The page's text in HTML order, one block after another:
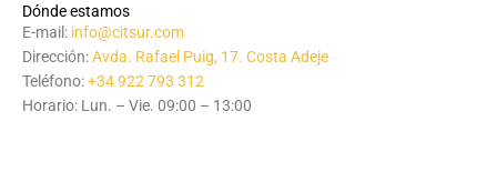
Dónde estamos
E-mail: info@citsur.com
Dirección:Avda. Rafael Puig, 17. Costa Adeje
Teléfono:+34 922 793 312
Horario: Lun. – Vie. 09:00 – 13:00